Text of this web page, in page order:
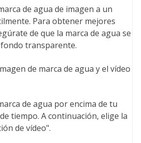
de agua de imagen a un
Para obtener mejores
de que la marca de agua se
transparente.
de marca de agua y el vídeo
de agua por encima de tu
tiempo. A continuación, elige la
de vídeo".